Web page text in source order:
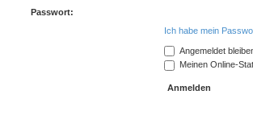
Passwort:
Ich habe mein
Angemeldet
Meinen Online-